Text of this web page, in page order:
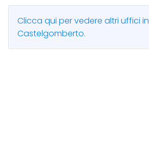
Clicca qui per vedere altri uffici in
Castelgomberto.